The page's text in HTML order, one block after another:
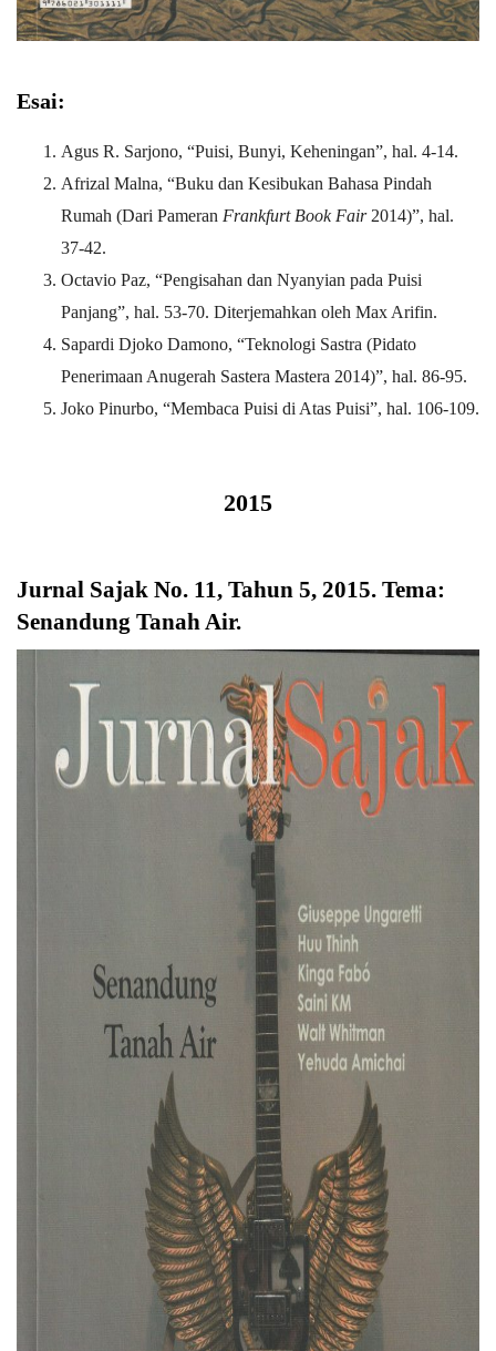
Esai:
Agus R. Sarjono, “Puisi, Bunyi, Keheningan”, hal. 4-14.
Afrizal Malna, “Buku dan Kesibukan Bahasa Pindah
Rumah (Dari Pameran Frankfurt Book Fair 2014)”, hal.
37-42.
Octavio Paz, “Pengisahan dan Nyanyian pada Puisi
Panjang”, hal. 53-70. Diterjemahkan oleh Max Arifin.
Sapardi Djoko Damono, “Teknologi Sastra (Pidato
Penerimaan Anugerah Sastera Mastera 2014)”, hal. 86-95.
Joko Pinurbo, “Membaca Puisi di Atas Puisi”, hal. 106-109.
2015
Jurnal Sajak No. 11, Tahun 5, 2015. Tema:
Senandung Tanah Air.